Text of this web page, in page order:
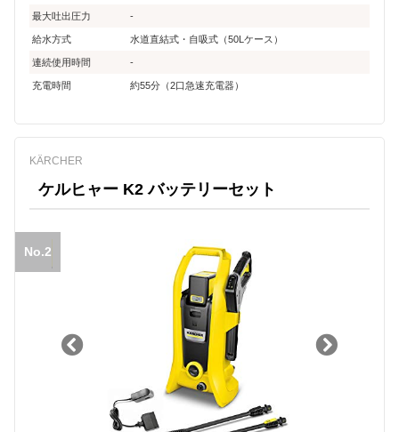
最大吐出圧力 -
給水方式 水道直結式・自吸式（50Lケース）
連続使用時間 -
充電時間 約55分（2口急速充電器）
KÄRCHER
ケルヒャー K2 バッテリーセット
No.2